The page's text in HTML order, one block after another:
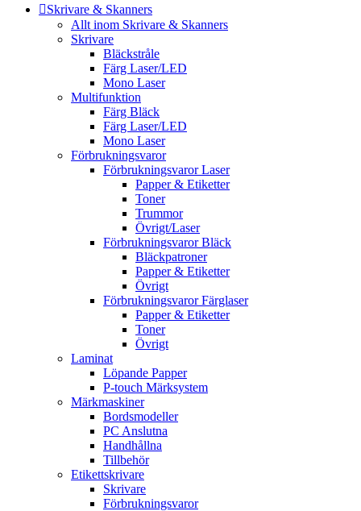
Skrivare & Skanners
Allt inom Skrivare & Skanners
Skrivare
Bläckstråle
Färg Laser/LED
Mono Laser
Multifunktion
Färg Bläck
Färg Laser/LED
Mono Laser
Förbrukningsvaror
Förbrukningsvaror Laser
Papper & Etiketter
Toner
Trummor
Övrigt/Laser
Förbrukningsvaror Bläck
Bläckpatroner
Papper & Etiketter
Övrigt
Förbrukningsvaror Färglaser
Papper & Etiketter
Toner
Övrigt
Laminat
Löpande Papper
P-touch Märksystem
Märkmaskiner
Bordsmodeller
PC Anslutna
Handhållna
Tillbehör
Etikettskrivare
Skrivare
Förbrukningsvaror